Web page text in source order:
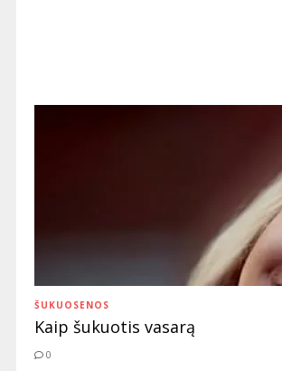
ŠUKUOSENOS
Kaip šukuotis vasarą
0